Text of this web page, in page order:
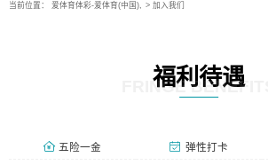
当前位置： 爱体育体彩-爱体育(中国), > 加入我们
福利待遇
FRINGE BENEFITS
五险一金 弹性打卡